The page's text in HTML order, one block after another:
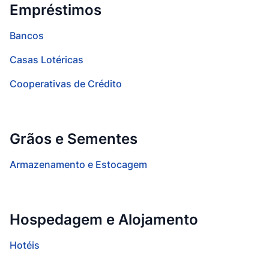
Empréstimos
Bancos
Casas Lotéricas
Cooperativas de Crédito
Grãos e Sementes
Armazenamento e Estocagem
Hospedagem e Alojamento
Hotéis